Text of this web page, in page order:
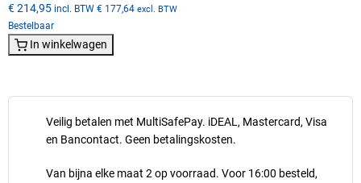
Veilig betalen met MultiSafePay. iDEAL, Mastercard, Visa
en Bancontact. Geen betalingskosten.
Van bijna elke maat 2 op voorraad. Voor 16:00 besteld,
€ 214,95 incl. BTW € 177,64 excl. BTW
Bestelbaar
In winkelwagen